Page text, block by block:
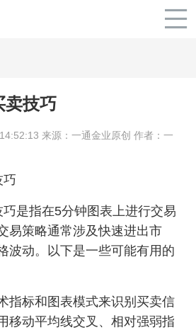
卖技巧
来源：一通金业原创 作者：一
巧
是指在5分钟图表上进行交易
易策略通常涉及快速进出市
波动。以下是一些可能有用的
指标和图表模式来识别买卖信
移动平均线交叉、相对强弱指